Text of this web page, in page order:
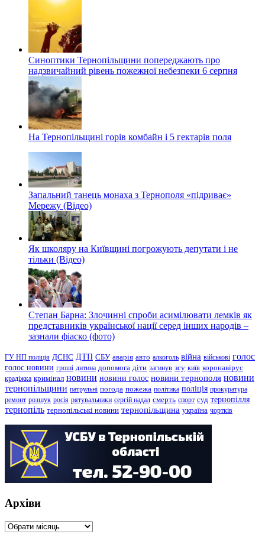
Синоптики Тернопільщини попереджають про
надзвичайний рівень пожежної небезпеки 6 серпня
На Тернопільщині горів комбайн і 5 гектарів поля
Запальний танець монаха з Тернополя «підриває»
Мережу (Відео)
Як школяру на Київщині погрожують депутати і не
тільки (Відео)
Степан Барна: Злочинні спроби асимілювати лемків як
представників української нації серед інших народів –
зазнали фіаско (фото)
ГУ НП поліція ДСНС ДТП СБУ аварія авто алкоголь війна військові голос
голос новини гроші дитина допомога діти загинув зсу київ коронавірус
крадіжка кримінал новини новини голос новини тернополя новини
тернопільщини патрульні погода пожежа політика поліція прокуратура
ремонт розшук росія рятувальники сергій надал смерть спорт суд тернопілля
тернопіль тернопільські новини тернопільщина україна чортків
Архіви
Архіви